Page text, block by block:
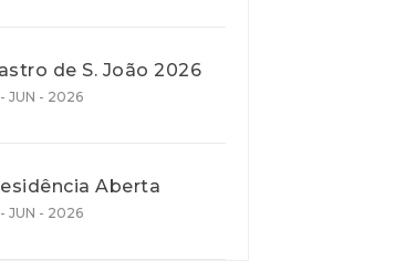
de S. João 2026
JUN - 2026
Aberta
JUN - 2026